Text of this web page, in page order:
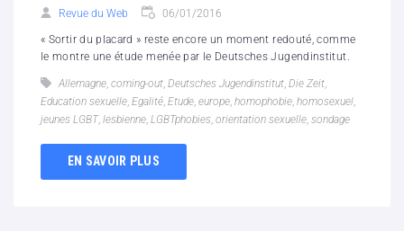
Revue du Web 06/01/2016
« Sortir du placard » reste encore un moment redouté, comme
le montre une étude menée par le Deutsches Jugendinstitut.
Allemagne coming-out Deutsches Jugendinstitut Die Zeit
Education sexuelle Egalité Etude europe homophobie homosexuel
jeunes LGBT, lesbienne LGBTphobies orientation sexuelle sondage
EN SAVOIR PLUS